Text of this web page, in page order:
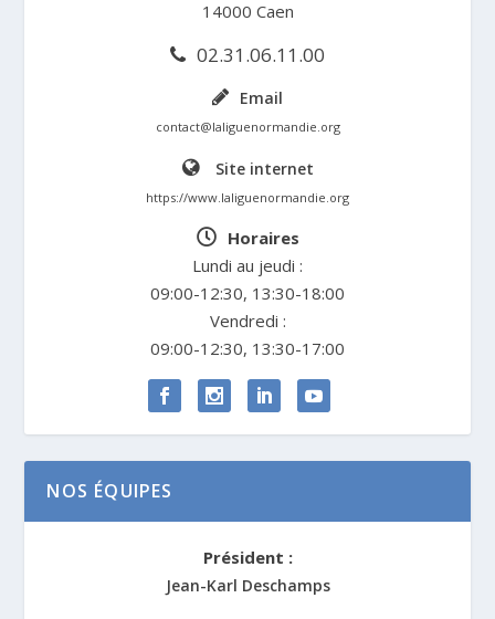
14000 Caen
02.31.06.11.00
Email
contact@laliguenormandie.org
Site internet
https://www.laliguenormandie.org
Horaires
Lundi au jeudi :
09:00-12:30, 13:30-18:00
Vendredi :
09:00-12:30, 13:30-17:00
NOS ÉQUIPES
Président :
Jean-Karl Deschamps